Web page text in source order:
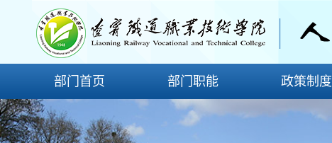
部门首页 部门职能 政策制度